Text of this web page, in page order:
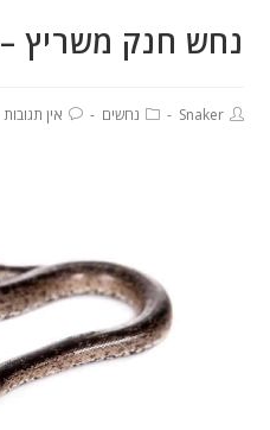
נחש חנק משריץ – Eryx jaculus
Snaker נחשים אין תגובות